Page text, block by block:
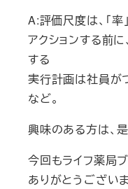
A:評価尺度は、「率
アクションする前
する
実行計画は社員が
など。
興味のある方は、
今回もライフ薬局
ありがとうございま